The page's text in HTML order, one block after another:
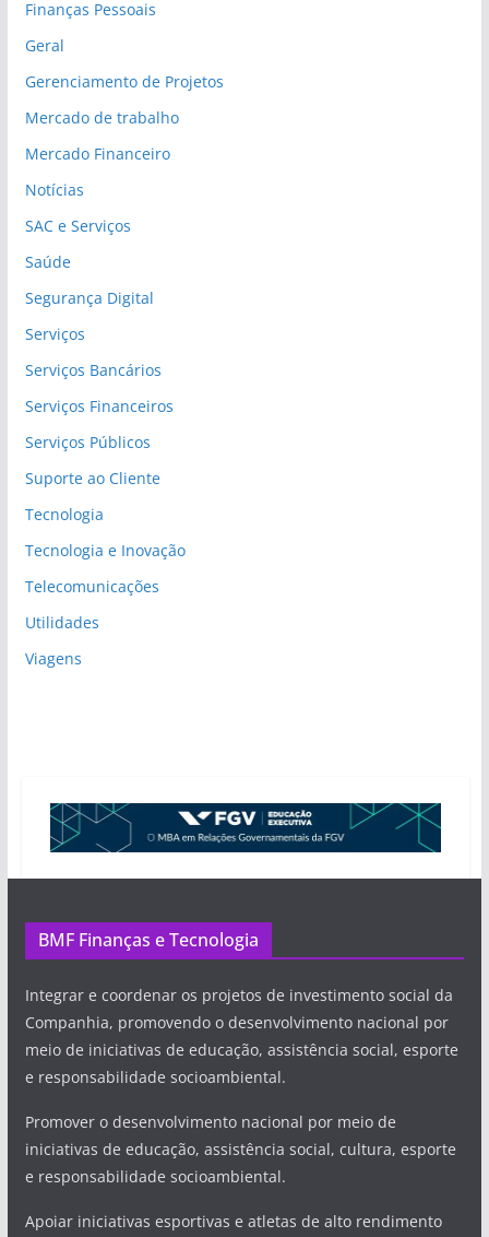
Finanças Pessoais
Geral
Gerenciamento de Projetos
Mercado de trabalho
Mercado Financeiro
Notícias
SAC e Serviços
Saúde
Segurança Digital
Serviços
Serviços Bancários
Serviços Financeiros
Serviços Públicos
Suporte ao Cliente
Tecnologia
Tecnologia e Inovação
Telecomunicações
Utilidades
Viagens
BMF Finanças e Tecnologia
Integrar e coordenar os projetos de investimento social da
Companhia, promovendo o desenvolvimento nacional por
meio de iniciativas de educação, assistência social, esporte
e responsabilidade socioambiental.
Promover o desenvolvimento nacional por meio de
iniciativas de educação, assistência social, cultura, esporte
e responsabilidade socioambiental.
Apoiar iniciativas esportivas e atletas de alto rendimento